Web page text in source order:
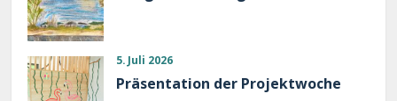
5. Juli 2026
Präsentation der Projektwoche